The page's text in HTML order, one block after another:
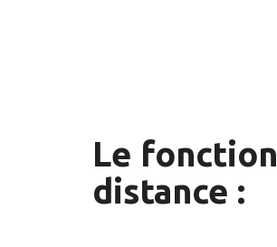
Le
distance :